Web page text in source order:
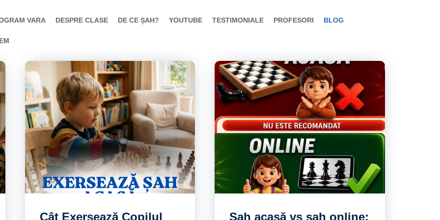
VARA DESPRE CLASE DE CE ȘAH? YOUTUBE TESTIMONIALE PROFESORI BLOG
Cât Exersează Copilul
Șah acasă vs șah online: